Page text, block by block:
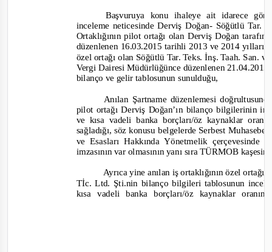
Başvuruya konu ihaleye ait idarece
inceleme neticesinde Derviş Doğan- Söğütlü Tar.
Ortaklığının pilot ortağı olan Derviş Doğan
düzenlenen 16.03.2015 tarihli 2013 ve 2014
özel ortağı olan Söğütlü Tar. Teks. İnş. Taah. San.
Vergi Dairesi Müdürlüğünce düzenlenen
bilanço ve gelir tablosunun sunulduğu,
Anılan Şartname düzenlemesi
pilot ortağı Derviş Doğan’ın bilanço bilgilerinin
ve kısa vadeli banka borçları/öz kaynaklar
sağladığı, söz konusu belgelerde Serbest
ve Esasları Hakkında Yönetmelik
imzasının var olmasının yanı sıra TÜRMOB
Ayrıca yine anılan iş ortaklığının özel
Tİc. Ltd. Şti.nin bilanço bilgileri tablosunun
kısa vadeli banka borçları/öz kaynaklar